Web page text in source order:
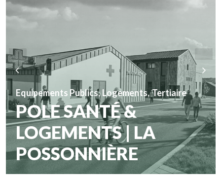
POLE SANTÉ &
LOGEMENTS | LA
POSSONNIÈRE
Equipements Publics, Logements, Tertiaire